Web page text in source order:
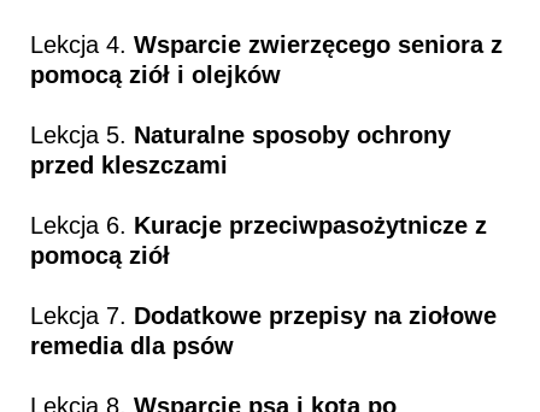
Lekcja 4. Wsparcie zwierzęcego seniora z
pomocą ziół i olejków
Lekcja 5. Naturalne sposoby ochrony
przed kleszczami
Lekcja 6. Kuracje przeciwpasożytnicze z
pomocą ziół
Lekcja 7. Dodatkowe przepisy na ziołowe
remedia dla psów
Lekcja 8. Wsparcie psa i kota po